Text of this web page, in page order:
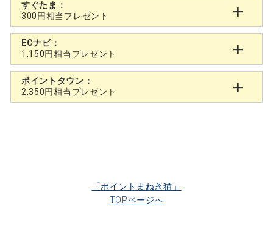
すぐたま：
300円相当プレゼント
ECナビ：
1,150円相当プレゼント
ポイントタウン：
2,350円相当プレゼント
「ポイントまねき猫」
TOPページへ